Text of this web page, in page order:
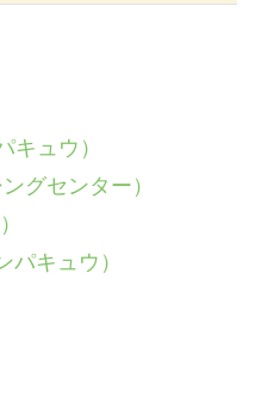
キュウ）
グセンター）
パキュウ）